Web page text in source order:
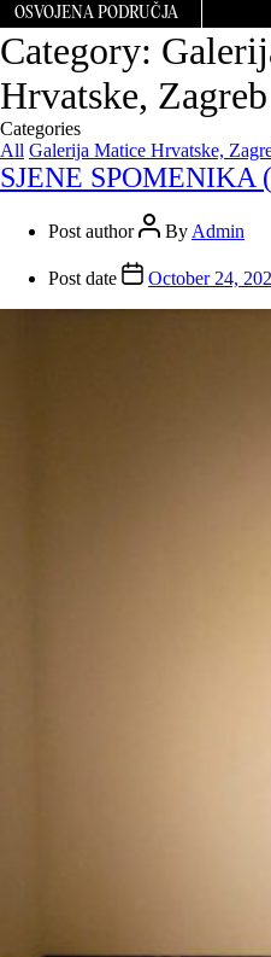
OSVOJENA PODRUČJA
Category:
Hrvatske, Zagreb
Categories
All Galerija Matice Hrvatske,
SJENE
Post author By Admin
Post date October 24,